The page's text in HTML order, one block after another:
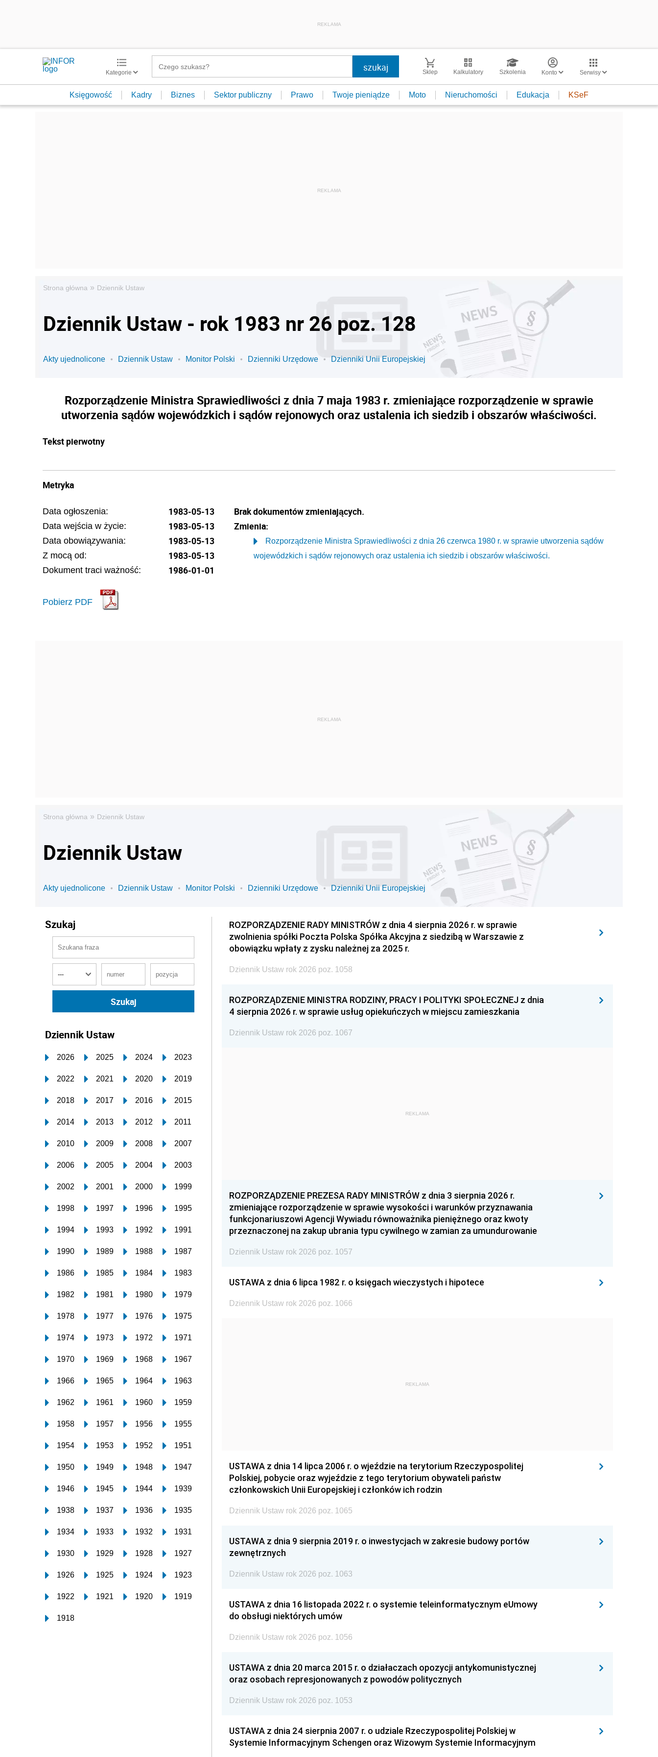
REKLAMA
Kategorie Sklep Kalkulatory Szkolenia Konto Serwisy
Księgowość Kadry Biznes Sektor publiczny Prawo Twoje pieniądze Moto Nieruchomości Edukacja KSeF
Strona główna » Dziennik Ustaw
Dziennik Ustaw - rok 1983 nr 26 poz. 128
Akty ujednolicone Dziennik Ustaw Monitor Polski Dzienniki Urzędowe Dzienniki Unii Europejskiej
Rozporządzenie Ministra Sprawiedliwości z dnia 7 maja 1983 r. zmieniające rozporządzenie w sprawie
utworzenia sądów wojewódzkich i sądów rejonowych oraz ustalenia ich siedzib i obszarów właściwości.
Tekst pierwotny
Metryka
Data ogłoszenia: 1983-05-13
Data wejścia w życie: 1983-05-13
Data obowiązywania: 1983-05-13
Z mocą od: 1983-05-13
Dokument traci ważność: 1986-01-01
Pobierz PDF
Brak dokumentów zmieniających.
Zmienia:
Rozporządzenie Ministra Sprawiedliwości z dnia 26 czerwca 1980 r. w sprawie utworzenia sądów
wojewódzkich i sądów rejonowych oraz ustalenia ich siedzib i obszarów właściwości.
Strona główna » Dziennik Ustaw
Dziennik Ustaw
Akty ujednolicone Dziennik Ustaw Monitor Polski Dzienniki Urzędowe Dzienniki Unii Europejskiej
Szukaj
Dziennik Ustaw
2026 2025 2024 2023
2022 2021 2020 2019
2018 2017 2016 2015
2014 2013 2012 2011
2010 2009 2008 2007
2006 2005 2004 2003
2002 2001 2000 1999
1998 1997 1996 1995
1994 1993 1992 1991
1990 1989 1988 1987
1986 1985 1984 1983
1982 1981 1980 1979
1978 1977 1976 1975
1974 1973 1972 1971
1970 1969 1968 1967
1966 1965 1964 1963
1962 1961 1960 1959
1958 1957 1956 1955
1954 1953 1952 1951
1950 1949 1948 1947
1946 1945 1944 1939
1938 1937 1936 1935
1934 1933 1932 1931
1930 1929 1928 1927
1926 1925 1924 1923
1922 1921 1920 1919
1918
ROZPORZĄDZENIE RADY MINISTRÓW z dnia 4 sierpnia 2026 r. w sprawie
zwolnienia spółki Poczta Polska Spółka Akcyjna z siedzibą w Warszawie z
obowiązku wpłaty z zysku należnej za 2025 r.
Dziennik Ustaw rok 2026 poz. 1058
ROZPORZĄDZENIE MINISTRA RODZINY, PRACY I POLITYKI SPOŁECZNEJ z dnia
4 sierpnia 2026 r. w sprawie usług opiekuńczych w miejscu zamieszkania
Dziennik Ustaw rok 2026 poz. 1067
REKLAMA
ROZPORZĄDZENIE PREZESA RADY MINISTRÓW z dnia 3 sierpnia 2026 r.
zmieniające rozporządzenie w sprawie wysokości i warunków przyznawania
funkcjonariuszowi Agencji Wywiadu równoważnika pieniężnego oraz kwoty
przeznaczonej na zakup ubrania typu cywilnego w zamian za umundurowanie
Dziennik Ustaw rok 2026 poz. 1057
USTAWA z dnia 6 lipca 1982 r. o księgach wieczystych i hipotece
Dziennik Ustaw rok 2026 poz. 1066
REKLAMA
USTAWA z dnia 14 lipca 2006 r. o wjeździe na terytorium Rzeczypospolitej
Polskiej, pobycie oraz wyjeździe z tego terytorium obywateli państw
członkowskich Unii Europejskiej i członków ich rodzin
Dziennik Ustaw rok 2026 poz. 1065
USTAWA z dnia 9 sierpnia 2019 r. o inwestycjach w zakresie budowy portów
zewnętrznych
Dziennik Ustaw rok 2026 poz. 1063
USTAWA z dnia 16 listopada 2022 r. o systemie teleinformatycznym eUmowy
do obsługi niektórych umów
Dziennik Ustaw rok 2026 poz. 1056
USTAWA z dnia 20 marca 2015 r. o działaczach opozycji antykomunistycznej
oraz osobach represjonowanych z powodów politycznych
Dziennik Ustaw rok 2026 poz. 1053
USTAWA z dnia 24 sierpnia 2007 r. o udziale Rzeczypospolitej Polskiej w
Systemie Informacyjnym Schengen oraz Wizowym Systemie Informacyjnym